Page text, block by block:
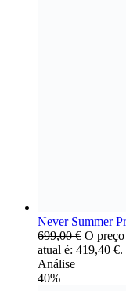
Never Summer
699,00€ O
atual é: 419,40 €.
Análise
40%